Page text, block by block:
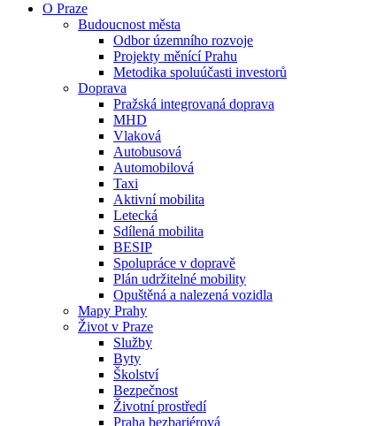
O Praze
Budoucnost města
Odbor územního rozvoje
Projekty měnící Prahu
Metodika spoluúčasti investorů
Doprava
Pražská integrovaná doprava
MHD
Vlaková
Autobusová
Automobilová
Taxi
Aktivní mobilita
Letecká
Sdílená mobilita
BESIP
Spolupráce v dopravě
Plán udržitelné mobility
Opuštěná a nalezená vozidla
Mapy Prahy
Život v Praze
Služby
Byty
Školství
Bezpečnost
Životní prostředí
Praha bezbariérová